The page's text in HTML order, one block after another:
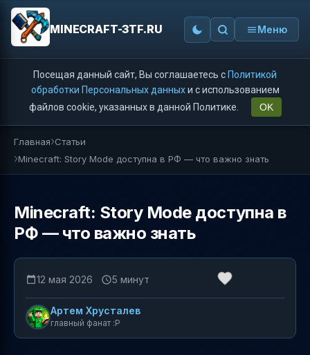
MINECRAFT-3TF.RU Меню
Посещая данный сайт, Вы соглашаетесь с Политикой
обработки Персональных данныхи с использованием
файлов cookie, указанных в данной Политике.
OK
Главная Статьи
Minecraft: Story Mode доступна в РФ — что важно знать
Minecraft: Story Mode доступна в
РФ — что важно знать
12 мая 2026 5 минут
Артем Хрусталев
главный фанат :P